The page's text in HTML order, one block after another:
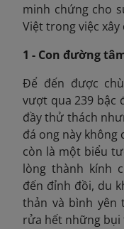
minh chứng cho
Việt trong việc
1 - Con đường
Để đến được
vượt qua 239 bậc
đầy thử thách
đá ong này không
còn là một biểu
lòng thành kính
đến đỉnh đồi, du
thản và bình yên
rửa hết những bụi